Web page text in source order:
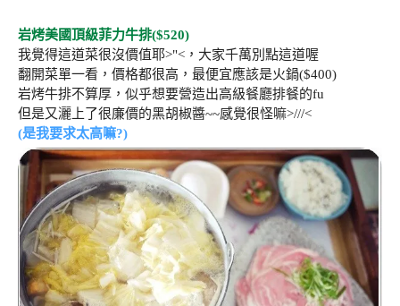
岩烤美國頂級菲力牛排($520)
我覺得這道菜很沒價值耶>"<，大家千萬別點這道喔
翻開菜單一看，價格都很高，最便宜應該是火鍋($400)
岩烤牛排不算厚，似乎想要營造出高級餐廳排餐的fu
但是又灑上了很廉價的黑胡椒醬~~感覺很怪嘛>///<
(是我要求太高嘛?)